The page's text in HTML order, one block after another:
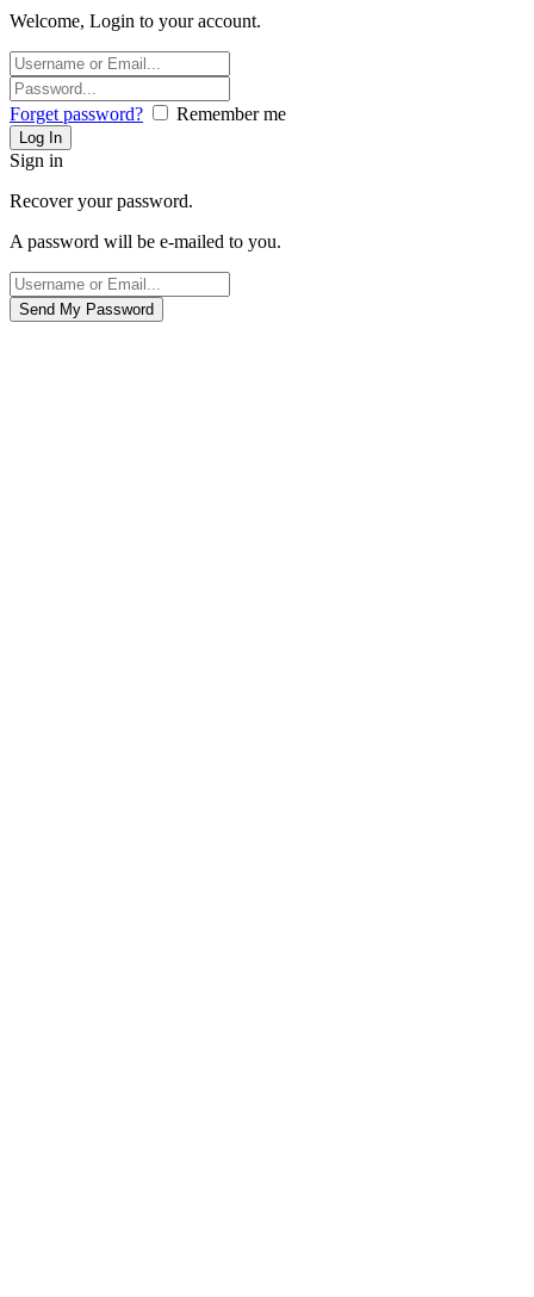
Welcome, Login to your account.
Forget password? Remember me
Sign in
Recover your password.
A password will be e-mailed to you.